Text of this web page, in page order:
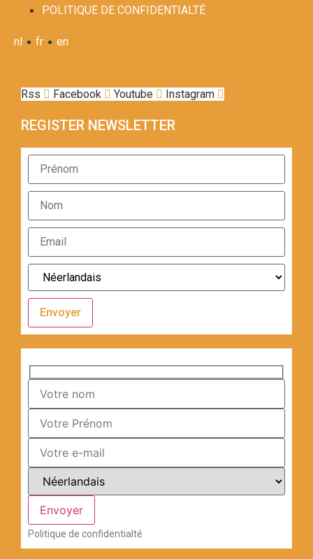
POLITIQUE DE CONFIDENTIALTÉ
nl • fr • en
Rss Facebook Youtube Instagram
REGISTER NEWSLETTER
Envoyer
Politique de confidentialté